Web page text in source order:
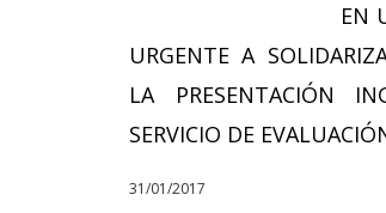
EN UN
URGENTE A
LA PRESENTACIÓN
SERVICIO DE
31/01/2017